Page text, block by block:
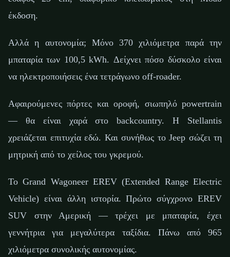
έκδοση.
Αλλά η αυτονομία; Μόνο 370 χιλιόμετρα παρά την
μπαταρία των 100,5 kWh. Δείχνει πόσο δύσκολο είναι
να ηλεκτροποιήσεις ένα τετράγωνο off-roader.
Αφαιρούμενες πόρτες και οροφή, σιωπηλό powertrain
— θα είναι χαρά στο backcountry. Η Stellantis
χρειάζεται επιτυχία εδώ. Και συνήθως το Jeep σώζει τη
μητρική από το χείλος του γκρεμού.
Το Grand Wagoneer EREV (Extended Range Electric
Vehicle) είναι άλλη ιστορία. Πρώτο σύγχρονο EREV
SUV στην Αμερική — τρέχει με μπαταρία, έχει
γεννήτρια για μεγαλύτερα ταξίδια. Πάνω από 965
χιλιόμετρα συνολικής αυτονομίας.